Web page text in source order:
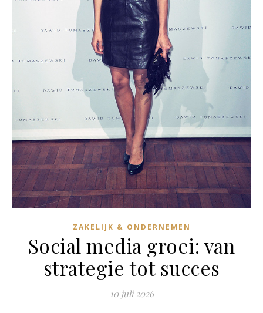
ZAKELIJK & ONDERNEMEN
Social media groei: van
strategie tot succes
10 juli 2026